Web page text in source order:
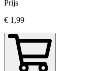
Prijs
€ 1,99